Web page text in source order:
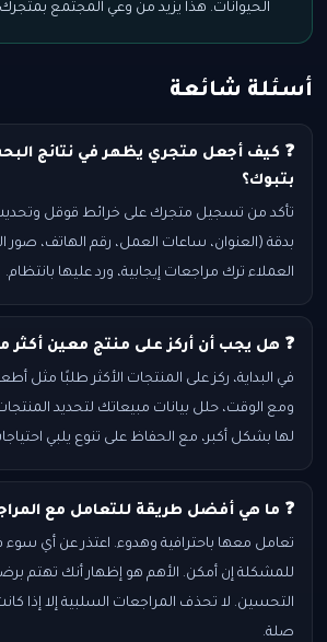
الحيوانات. هذا يزيد من وعي المجتمع
أسئلة شائعة
❓ كيف أجعل متجري يظهر في نتائج
بتبوك؟
تأكد من تسجيل متجرك على خرائط قوقل
بدقة (العنوان، ساعات العمل، رقم الهاتف، صور
العملاء ترك مراجعات إيجابية، ورد عليها بانتظام.
❓ هل يجب أن أركز على منتج معين أكثر
في البداية، ركز على المنتجات الأكثر طلبًا مثل
ومع الوقت، حلل بيانات مبيعاتك لتحديد المنتجات
لها بشكل أكبر، مع الحفاظ على تنوع يلبي
❓ ما هي أفضل طريقة للتعامل مع
تعامل معها باحترافية وهدوء. اعتذر عن أي
للمشكلة إن أمكن. الأهم هو إظهار أنك تهتم
التحسين. لا تحذف المراجعات السلبية إلا إذا
صلة.